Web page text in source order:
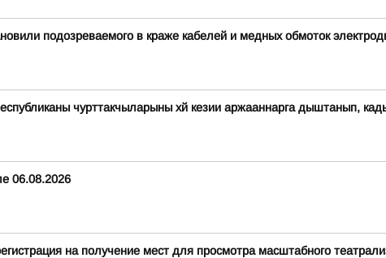
подозреваемого в краже кабелей и медных обмоток
чурттакчыларыны хй кезии аржааннарга дыштанып,
06.08.2026
на получение мест для просмотра масштабного